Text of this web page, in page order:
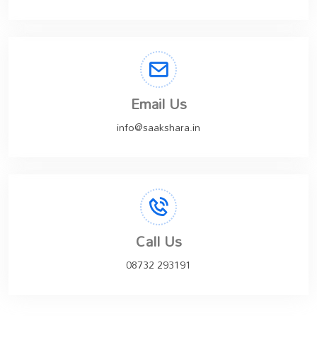
Email Us
info@saakshara.in
Call Us
08732 293191